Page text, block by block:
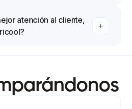
atención al cliente,